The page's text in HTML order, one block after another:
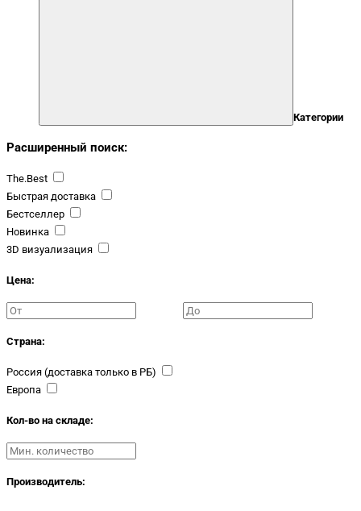
Категории
Расширенный поиск:
The.Best
Быстрая доставка
Бестселлер
Новинка
3D визуализация
Цена:
Страна:
Россия (доставка только в РБ)
Европа
Кол-во на складе:
Производитель: